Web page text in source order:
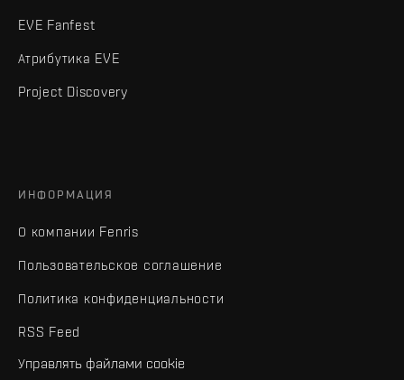
EVE Fanfest
Атрибутика EVE
Project Discovery
ИНФОРМАЦИЯ
О компании Fenris
Пользовательское соглашение
Политика конфиденциальности
RSS Feed
Управлять файлами cookie